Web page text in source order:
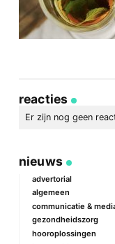
reacties
Er zijn nog geen
Je e-mailadres wordt
gemarkeerd met
*
nieuws
advertorial
algemeen
communicatie &
gezondheidszorg
hooroplossingen